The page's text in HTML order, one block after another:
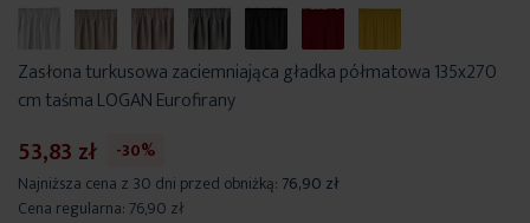
Zasłona turkusowa zaciemniająca gładka półmatowa 135x270
cm taśma LOGAN Eurofirany
53,83 zł
-30%
Najniższa cena z 30 dni przed obniżką: 76,90 zł
Cena regularna: 76,90 zł